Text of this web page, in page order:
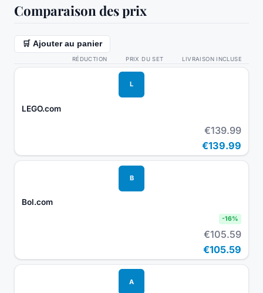
Comparaison des prix
🛒 Ajouter au panier
RÉDUCTION PRIX DU SET LIVRAISON INCLUSE
L
LEGO.com
€139.99
€139.99
B
Bol.com
-16%
€105.59
€105.59
A